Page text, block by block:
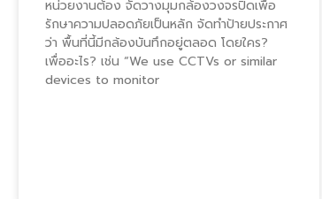
หน่วยงานต้อง จัดวางมุมกล้องวงจรปิดเพื่อ
รักษาความปลอดภัยเป็นหลัก จัดทำป้ายประกาศ
ว่า พื้นที่นี้มีกล้องบันทึกอยู่ตลอด โดยใคร?
เพื่ออะไร? เช่น “We use CCTVs or similar
devices to monitor